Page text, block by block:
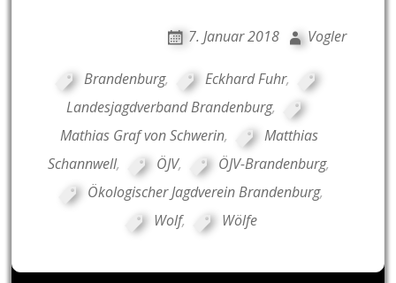
7. Januar 2018 Vogler
Brandenburg, Eckhard Fuhr,
Landesjagdverband Brandenburg,
Mathias Graf von Schwerin,
Matthias
Schannwell, ÖJV, ÖJV-Brandenburg,
Ökologischer Jagdverein Brandenburg,
Wolf, Wölfe